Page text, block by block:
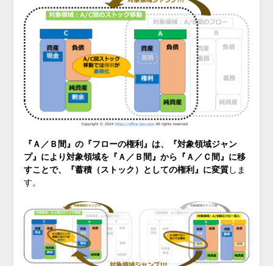
『Ａ／Ｂ間』の『フローの権利』は、『対象領域ジャン
プ』により対象領域を『Ａ／Ｂ間』から『Ａ／Ｃ間』に移
すことで、『蓄積（ストック）としての権利』に変質しま
す。